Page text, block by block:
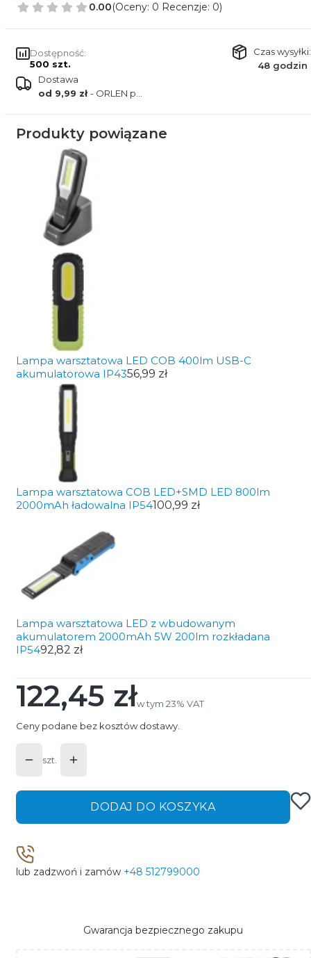
0.00(Oceny: 0 Recenzje: 0)
Dostępność:
500 szt.
Czas wysyłki:
48 godzin
Dostawa
od 9,99 zł- ORLEN paczka
Produkty powiązane
Lampa warsztatowa LED COB 400lm USB-C
akumulatorowa IP4356,99 zł
Lampa warsztatowa COB LED+SMD LED 800lm
2000mAh ładowalna IP54100,99 zł
Lampa warsztatowa LED z wbudowanym
akumulatorem 2000mAh 5W 200lm rozkładana
IP5492,82 zł
Cena
122,45 złw tym 23% VAT
w tym 23% VAT
Ceny podane bez kosztów dostawy.
szt.
DODAJ DO KOSZYKA
lub zadzwoń i zamów +48 512799000
Gwarancja bezpiecznego zakupu